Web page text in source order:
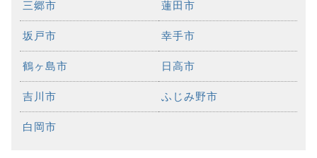
三郷市 蓮田市
坂戸市 幸手市
鶴ヶ島市 日高市
吉川市 ふじみ野市
白岡市